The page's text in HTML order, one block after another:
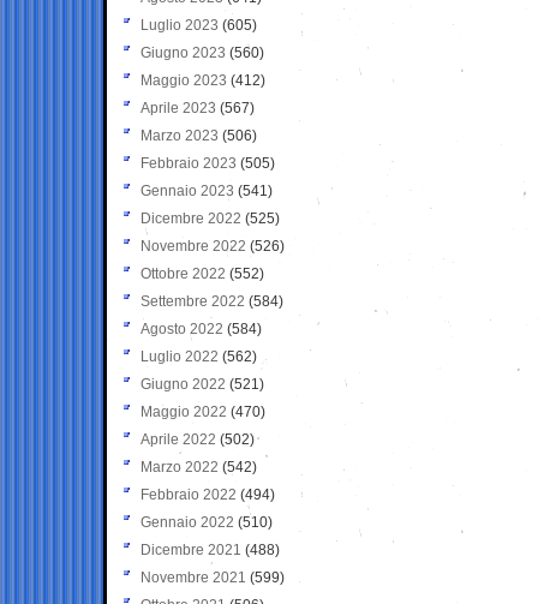
Luglio 2023 (605)
Giugno 2023 (560)
Maggio 2023 (412)
Aprile 2023 (567)
Marzo 2023 (506)
Febbraio 2023 (505)
Gennaio 2023 (541)
Dicembre 2022 (525)
Novembre 2022 (526)
Ottobre 2022 (552)
Settembre 2022 (584)
Agosto 2022 (584)
Luglio 2022 (562)
Giugno 2022 (521)
Maggio 2022 (470)
Aprile 2022 (502)
Marzo 2022 (542)
Febbraio 2022 (494)
Gennaio 2022 (510)
Dicembre 2021 (488)
Novembre 2021 (599)